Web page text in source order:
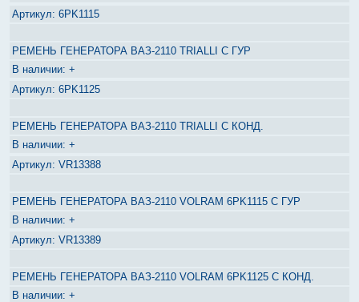
6PK1115
РЕМЕНЬ ГЕНЕРАТОРА ВАЗ-2110 TRIALLI С ГУР
+
6PK1125
РЕМЕНЬ ГЕНЕРАТОРА ВАЗ-2110 TRIALLI С КОНД.
+
VR13388
РЕМЕНЬ ГЕНЕРАТОРА ВАЗ-2110 VOLRAM 6PK1115 С ГУР
+
VR13389
РЕМЕНЬ ГЕНЕРАТОРА ВАЗ-2110 VOLRAM 6PK1125 С КОНД.
+